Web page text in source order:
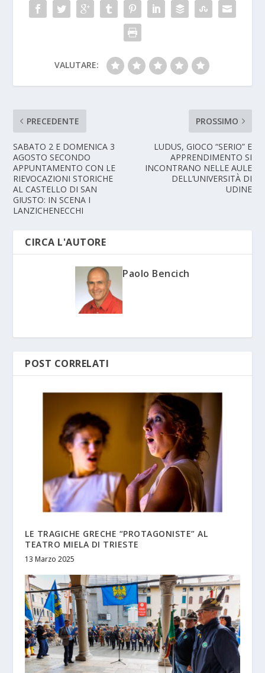
VALUTARE:
PRECEDENTE
SABATO 2 E DOMENICA 3
AGOSTO SECONDO
APPUNTAMENTO CON LE
RIEVOCAZIONI STORICHE
AL CASTELLO DI SAN
GIUSTO: IN SCENA I
LANZICHENECCHI
PROSSIMO
LUDUS, GIOCO “SERIO” E
APPRENDIMENTO SI
INCONTRANO NELLE AULE
DELL’UNIVERSITÀ DI
UDINE
CIRCA L'AUTORE
Paolo Bencich
POST CORRELATI
LE TRAGICHE GRECHE “PROTAGONISTE” AL
TEATRO MIELA DI TRIESTE
13 Marzo 2025